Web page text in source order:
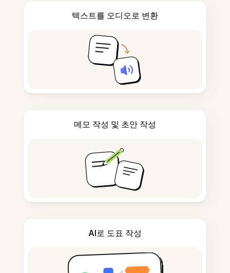
텍스트를 오디오로 변환
메모 작성 및 초안 작성
AI로 도표 작성